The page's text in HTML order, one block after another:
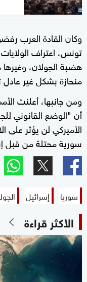
وكان القادة العرب
تونس، اعتراف الولايات
هضبة الجولان،
منحازة بشكل غير عادل
ومن جانبها، أعلنت
أن "الوضع القانوني
الأميركي لن يؤثر على
سورية محتلة من قبل
سوريا إسرائيل
الأكثر قراءة